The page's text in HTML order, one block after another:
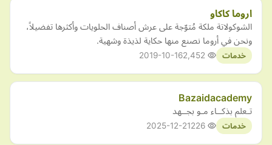
اروما كاكاو
الشوكولاتة ملكة مُتوّجة على عرش أصناف الحلويات وأكثرها تفضيلاً،
ونحن في أروما نصنع منها حكاية لذيذة وشهية.
خدمات 2019-10-16
Bazaidacademy
تـعلم بذكــاء مـو بجــهد
خدمات 2025-12-21